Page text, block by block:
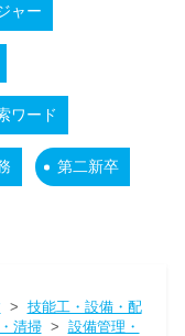
ャー
ワード
第二新卒
> 技能工・設備・配
清掃> 設備管理・